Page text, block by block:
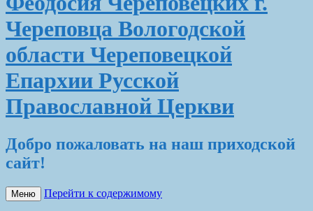
Череповца Вологодской
области Череповецкой
Епархии Русской
Православной Церкви
Добро пожаловать на наш приходской
сайт!
Меню Перейти к содержимому